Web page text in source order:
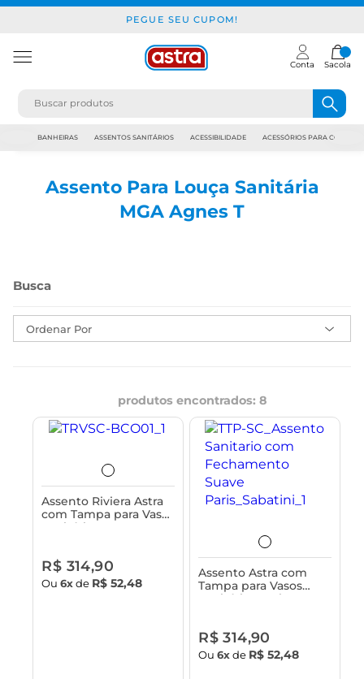
PEGUE SEU CUPOM!
Conta Sacola
BANHEIRAS ASSENTOS SANITÁRIOS ACESSIBILIDADE ACESSÓRIOS PARA
Assento Para Louça Sanitária
MGA Agnes T
Ordenar Por
produtos encontrados: 8
Assento Riviera Astra
com Tampa para Vaso
Sanitário -
R$ 314,90
Ou6xde R$ 52,48
Assento Astra com
Tampa para Vasos
Sanitários Paris e
R$ 314,90
Ou6xde R$ 52,48